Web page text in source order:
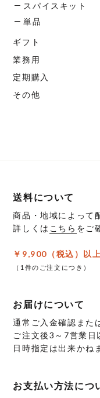
スパイスキット
単品
ギフト
業務用
定期購入
その他
送料について
商品・地域によって
詳しくは こちら をご
￥9,900（税込）以
（1件のご注文につき）
お届けについて
通常ご入金確認また
ご注文後3～7営業日
日時指定は出来かね
お支払い方法につ